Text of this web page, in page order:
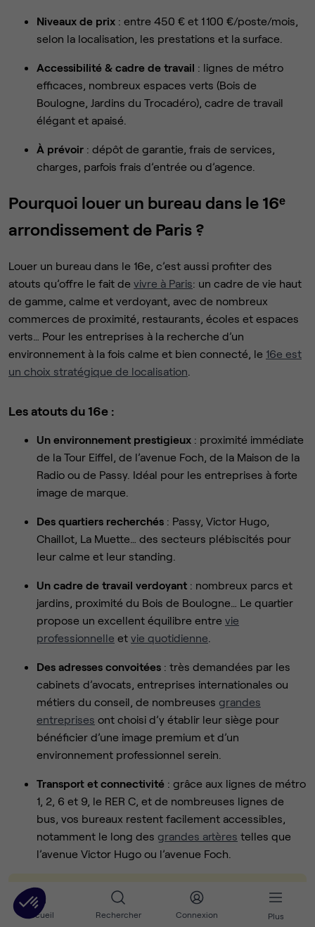
Accueil Rechercher Connexion Plus
Niveaux de prix : entre 450 € et 1 100 €/poste/mois,
selon la localisation, les prestations et la surface.
Accessibilité & cadre de travail : lignes de métro
efficaces, nombreux espaces verts (Bois de
Boulogne, Jardins du Trocadéro), cadre de travail
élégant et apaisé.
À prévoir : dépôt de garantie, frais de services,
charges, parfois frais d’entrée ou d’agence.
Pourquoi louer un bureau dans le 16ᵉ
arrondissement de Paris ?
Louer un bureau dans le 16e, c’est aussi profiter des
atouts qu’offre le fait de vivre à Paris: un cadre de vie haut
de gamme, calme et verdoyant, avec de nombreux
commerces de proximité, restaurants, écoles et espaces
verts… Pour les entreprises à la recherche d’un
environnement à la fois calme et bien connecté, le 16e est
un choix stratégique de localisation
Les atouts du 16e :
Un environnement prestigieux : proximité immédiate
de la Tour Eiffel, de l’avenue Foch, de la Maison de la
Radio ou de Passy. Idéal pour les entreprises à forte
image de marque.
Des quartiers recherchés : Passy, Victor Hugo,
Chaillot, La Muette… des secteurs plébiscités pour
leur calme et leur standing.
Un cadre de travail verdoyant : nombreux parcs et
jardins, proximité du Bois de Boulogne… Le quartier
propose un excellent équilibre entre vie
professionnelle et vie quotidienne
Des adresses convoitées : très demandées par les
cabinets d’avocats, entreprises internationales ou
métiers du conseil, de nombreuses grandes
entreprises ont choisi d’y établir leur siège pour
bénéficier d’une image premium et d’un
environnement professionnel serein.
Transport et connectivité : grâce aux lignes de métro
1, 2, 6 et 9, le RER C, et de nombreuses lignes de
bus, vos bureaux restent facilement accessibles,
notamment le long des grandes artères telles que
l’avenue Victor Hugo ou l’avenue Foch.
💡Bon à savoir
: Le 16e combine image de prestige,
confort et tranquillité tout en restant bien connecté au